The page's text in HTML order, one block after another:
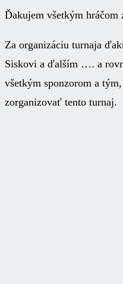
Ďakujem všetkým hráčom
Za organizáciu turnaja
Siskovi a ďalším …. a
všetkým sponzorom a
zorganizovať tento turnaj.